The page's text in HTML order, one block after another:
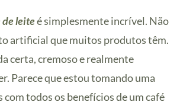
de leiteé simplesmente incrível. Não
artificial que muitos produtos têm.
certa, cremoso e realmente
Parece que estou tomando uma
com todos os benefícios de um café